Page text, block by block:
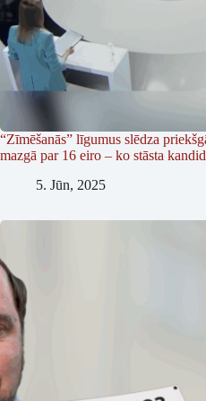
“Zīmēšanās” līgumus slēdza
mazgā par 16 eiro – ko stāsta
5. Jūn, 2025